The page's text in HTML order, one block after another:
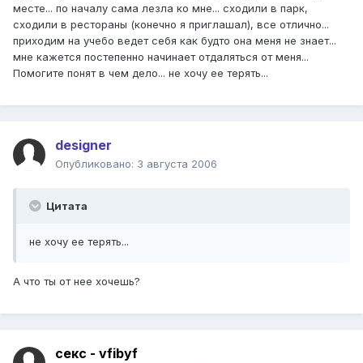
месте... по началу сама лезла ко мне... сходили в парк,
сходили в рестораны (конечно я приглашал), все отлично...
приходим на учебо ведет себя как будто она меня не знает...
мне кажется постепенно начинает отдаляться от меня...
Помогите понят в чем дело... не хочу ее терять...
designer
Опубликовано: 3 августа 2006
Цитата
не хочу ее терять...
А что ты от нее хочешь?
секс - vfibyf